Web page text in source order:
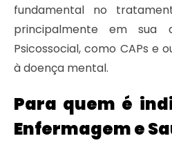
fundamental no
principalmente em sua
Psicossocial, como CAPs e
à doença mental.
Para quem é
Enfermagem e